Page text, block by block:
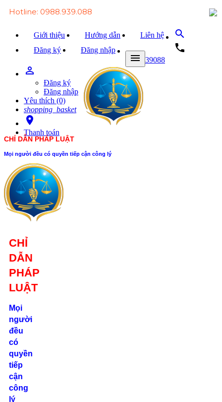
Hotline: 0988.939.088
Giới thiệu Hướng dẫn
Liên hệ
Đăng ký
Đăng nhập
search
local_phone
0988939088
person_outline
Đăng ký
Đăng nhập
Yêu thích (0)
shopping_basket
room
Thanh toán
menu
CHỈ DẪN PHÁP LUẬT
Mọi người đều có quyền tiếp cận công lý
CHỈ
DẪN
PHÁP
LUẬT
Mọi
người
đều
có
quyền
tiếp
cận
công
lý
Trang chủ
Văn bản Luật
Văn bản Đảng
Tài liệu
Hỏi - đáp
Trao đổi
Tin tức
Liên hệ
Số 24/2B
Đường Võ
Oanh, P. 25, Q.
Bình Thạnh, Tp.
Hồ Chí Minh
0862.000.639